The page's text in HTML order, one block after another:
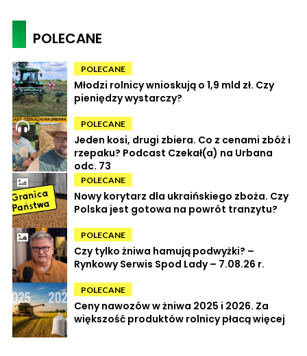
POLECANE
POLECANE
Młodzi rolnicy wnioskują o 1,9 mld zł. Czy
pieniędzy wystarczy?
POLECANE
Jeden kosi, drugi zbiera. Co z cenami zbóż i
rzepaku? Podcast Czekał(a) na Urbana
odc. 73
POLECANE
Nowy korytarz dla ukraińskiego zboża. Czy
Polska jest gotowa na powrót tranzytu?
POLECANE
Czy tylko żniwa hamują podwyżki? –
Rynkowy Serwis Spod Lady – 7.08.26 r.
POLECANE
Ceny nawozów w żniwa 2025 i 2026. Za
większość produktów rolnicy płacą więcej